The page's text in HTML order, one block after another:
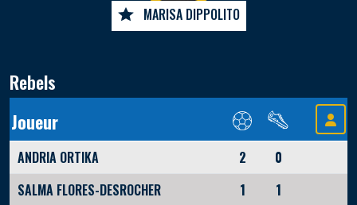
MARISA DIPPOLITO
Rebels
Joueur
ANDRIA ORTIKA 2
0
SALMA FLORES-DESROCHER
1
1